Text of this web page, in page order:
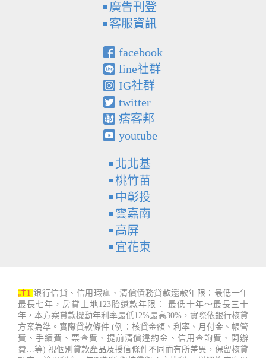
廣告刊登
客服資訊
facebook
line社群
IG社群
twitter
痞客邦
youtube
北北基
桃竹苗
中彰投
雲嘉南
高屏
宜花東
註1 銀行信貸、信用瑕疵、清償債務貸款還款年限：最低一年
最長七年，房貸土地123胎還款年限： 最低十年～最長三十
年，本方案貸款機動年利率最低12%最高30%，實際依銀行核貸
方案為準。實際貸款條件 (例：核貸金額、利率、月付金、帳管
費、手續費、票查費、提前清償違約金、信用查詢費、開辦
費…等) 視個別貸款產品及授信條件不同而有所差異，保留核貸